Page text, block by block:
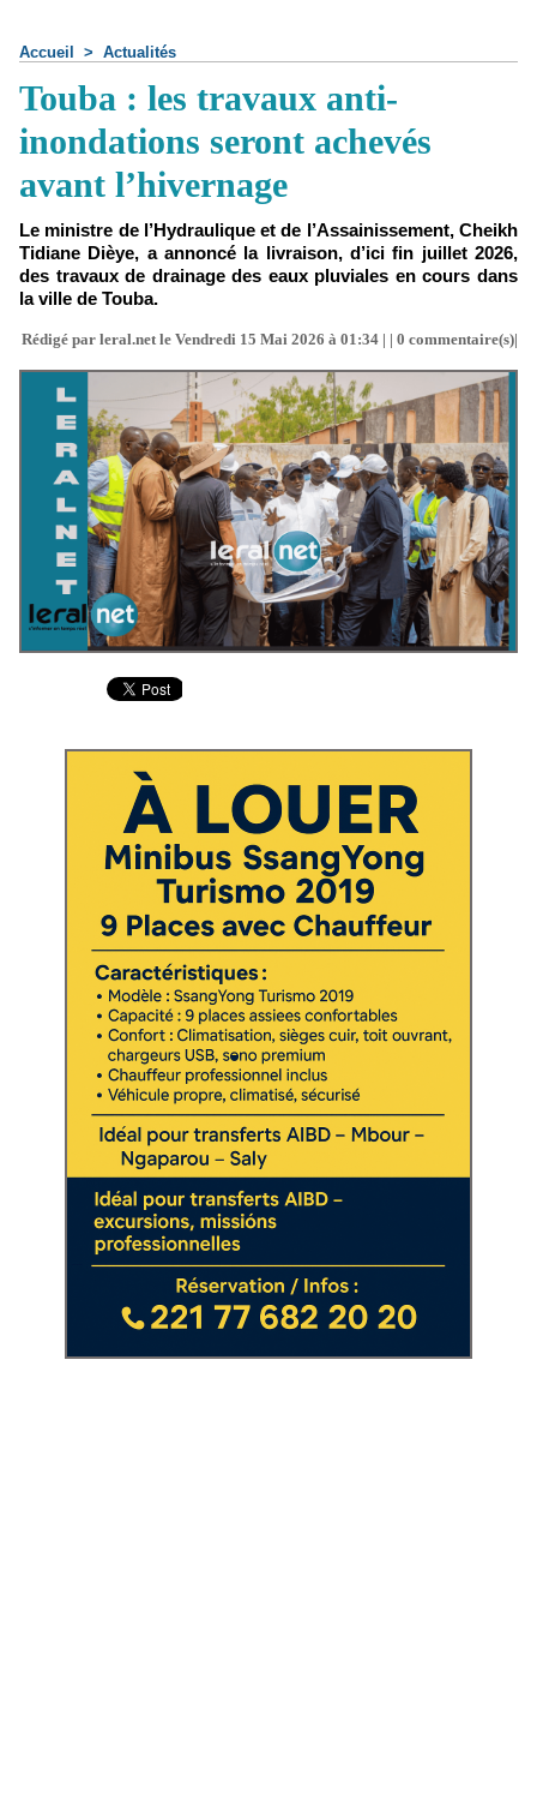
Accueil > Actualités
Touba : les travaux anti-
inondations seront achevés
avant l’hivernage
Le ministre de l’Hydraulique et de l’Assainissement, Cheikh
Tidiane Dièye, a annoncé la livraison, d’ici fin juillet 2026,
des travaux de drainage des eaux pluviales en cours dans
la ville de Touba.
Rédigé par leral.net le Vendredi 15 Mai 2026 à 01:34 | | 0 commentaire(s)|